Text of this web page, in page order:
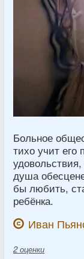
Больное
тихо учит его
душа
бы любить,
ребёнка.
Иван
2 оценки